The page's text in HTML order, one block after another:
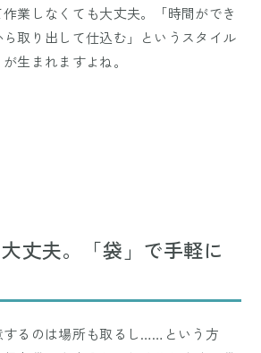
業しなくても大丈夫。「時間ができ
取り出して仕込む」というスタイル
生まれますよね。
丈夫。「袋」で手軽に
するのは場所も取るし……という方